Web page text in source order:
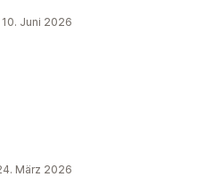
10. Juni 2026
März 2026